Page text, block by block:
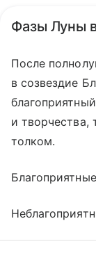
Фазы Луны
После
в созвездие
и творчества,
толком.